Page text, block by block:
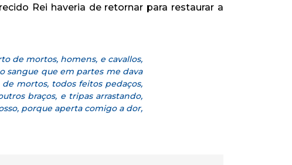
Rei haveria de retornar para restaurar a
de mortos, homens, e cavallos,
sangue que em partes me dava
mortos, todos feitos pedaços,
braços, e tripas arrastando,
porque aperta comigo a dor,